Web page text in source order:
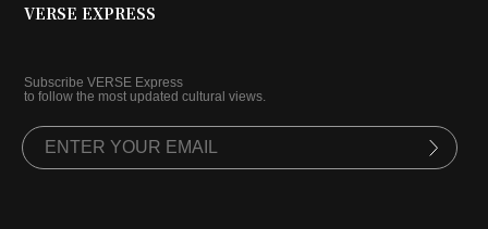
VERSE EXPRESS
Subscribe VERSE Express
to follow the most updated cultural views.